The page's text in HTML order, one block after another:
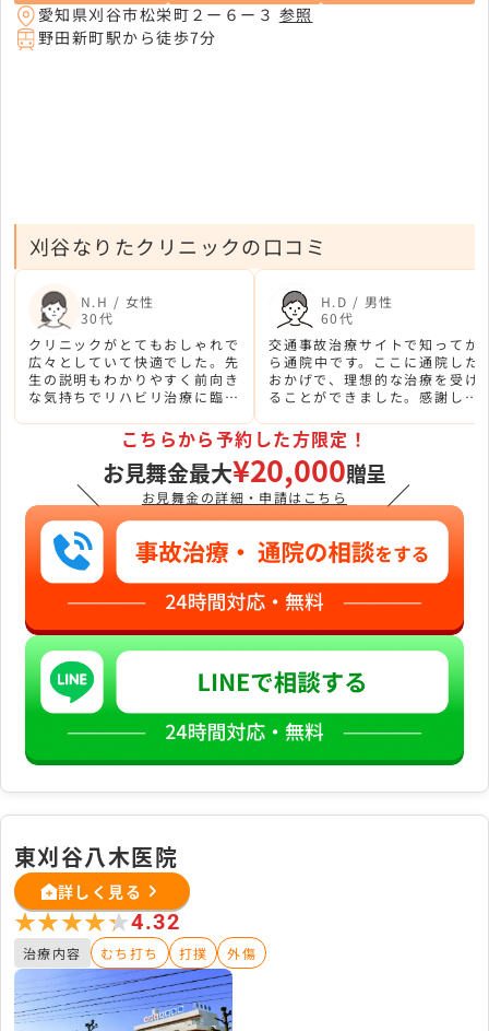
愛知県刈谷市松栄町２ー６ー３ 参照
野田新町駅から徒歩7分
刈谷なりたクリニックの口コミ
N.H / 女性
30代
クリニックがとてもおしゃれで
広々としていて快適でした。先
生の説明もわかりやすく前向き
な気持ちでリハビリ治療に臨め
H.D / 男性
60代
交通事故治療サイトで知ってか
ら通院中です。ここに通院した
おかげで、理想的な治療を受け
ることができました。感謝して
＼
こちらから予約した方限定！
お見舞金最大¥20,000贈呈
お見舞金の詳細・申請はこちら ／
東刈谷八木医院
詳しく見る
★★★★★
★★★★★4.32
治療内容 むち打ち 打撲 外傷